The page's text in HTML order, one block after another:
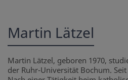
Martin Lätzel
Martin Lätzel, geboren 1970,
der Ruhr-Universität Bochum. Seit